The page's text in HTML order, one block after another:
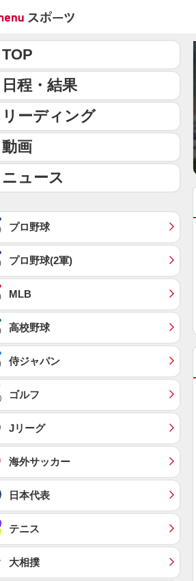
TOP
日程・結果
リーディング
動画
ニュース
プロ野球
プロ野球(2軍)
MLB
高校野球
侍ジャパン
ゴルフ
Jリーグ
海外サッカー
日本代表
テニス
大相撲